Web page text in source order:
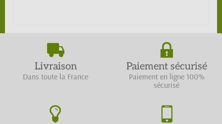
Livraison
Dans toute la France
Paiement sécurisé
Paiement en ligne 100%
sécurisé